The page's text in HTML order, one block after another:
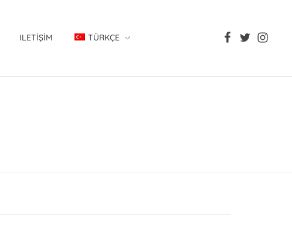
ILETIŞIM TÜRKÇE